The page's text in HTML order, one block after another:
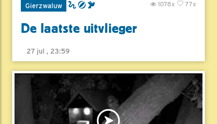
Gierzwaluw 77x
1078x
De laatste uitvlieger
27 jul , 23:59